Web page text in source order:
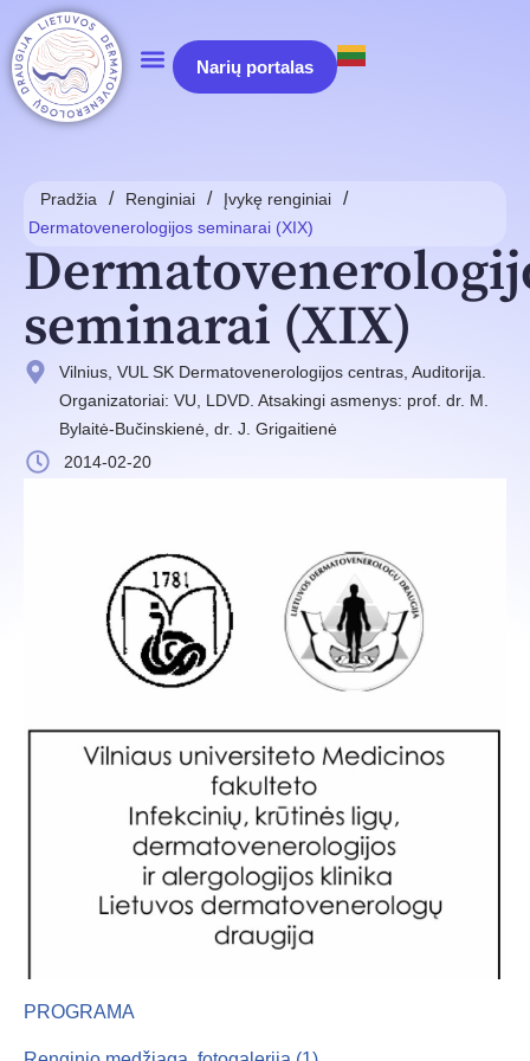
Narių portalas
Pradžia / Renginiai / Įvykę renginiai /
Dermatovenerologijos seminarai (XIX)
seminarai (XIX)
Vilnius, VUL SK Dermatovenerologijos centras, Auditorija.
Organizatoriai: VU, LDVD. Atsakingi asmenys: prof. dr. M.
Bylaitė-Bučinskienė, dr. J. Grigaitienė
2014-02-20
PROGRAMA